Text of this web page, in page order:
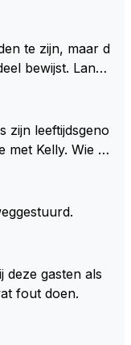
stuiver te ber
een stuiver in Z
ook nooit gebe
vergunningen bi
je dan weer
te zijn, maar d
Lando
zijn leeftijdsgeno
met Kelly. Wie g
van een voorm
Hij doet dingen
uitje voor zijn t
van een su
in de aut
deze gasten als
fout doen.